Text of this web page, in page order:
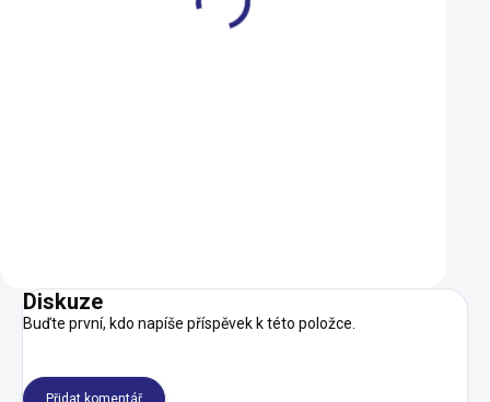
Diskuze
Buďte první, kdo napíše příspěvek k této položce.
Přidat komentář